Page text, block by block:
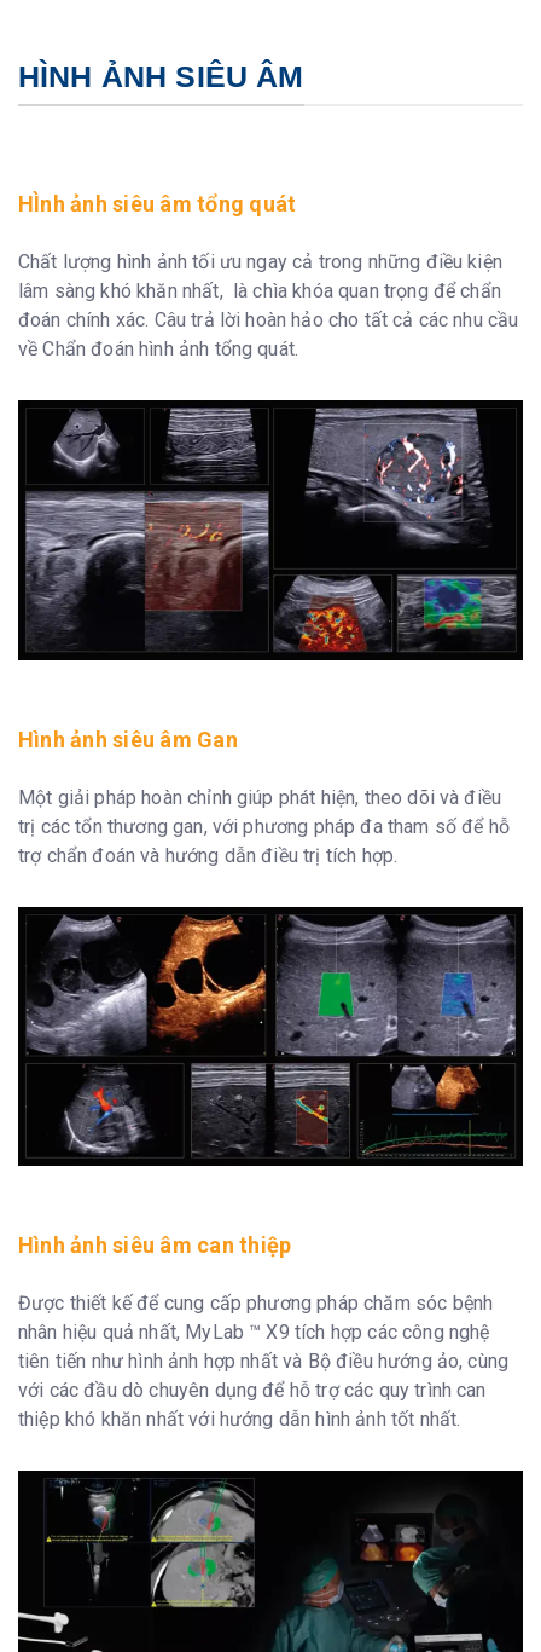
HÌNH ẢNH SIÊU ÂM
HÌnh ảnh siêu âm tổng quát
Chất lượng hình ảnh tối ưu ngay cả trong những điều kiện
lâm sàng khó khăn nhất, là chìa khóa quan trọng để chẩn
đoán chính xác. Câu trả lời hoàn hảo cho tất cả các nhu cầu
về Chẩn đoán hình ảnh tổng quát.
Hình ảnh siêu âm Gan
Một giải pháp hoàn chỉnh giúp phát hiện, theo dõi và điều
trị các tổn thương gan, với phương pháp đa tham số để hỗ
trợ chẩn đoán và hướng dẫn điều trị tích hợp.
Hình ảnh siêu âm can thiệp
Được thiết kế để cung cấp phương pháp chăm sóc bệnh
nhân hiệu quả nhất, MyLab ™ X9 tích hợp các công nghệ
tiên tiến như hình ảnh hợp nhất và Bộ điều hướng ảo, cùng
với các đầu dò chuyên dụng để hỗ trợ các quy trình can
thiệp khó khăn nhất với hướng dẫn hình ảnh tốt nhất.